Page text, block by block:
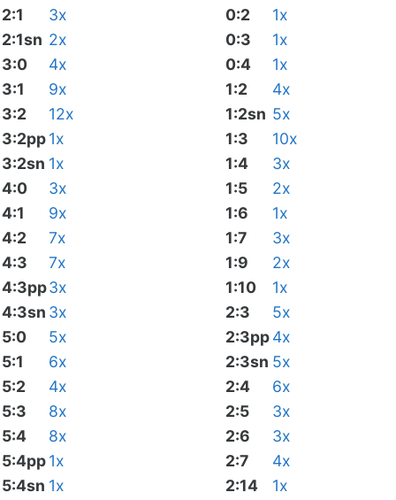
2:1
3x
2:1sn 2x
3:0
4x
3:1
9x
3:2
12x
3:2pp1x
3:2sn 1x
4:0
3x
4:1
9x
4:2
7x
4:3
7x
4:3pp3x
4:3sn 3x
5:0
5x
5:1
6x
5:2
4x
5:3
8x
5:4
8x
5:4pp1x
5:4sn 1x
0:2
1x
0:3
1x
0:4
1x
1:2
4x
1:2sn 5x
1:3
10x
1:4
3x
1:5
2x
1:6
1x
1:7
3x
1:9
2x
1:10
1x
2:3
5x
2:3pp4x
2:3sn 5x
2:4
6x
2:5
3x
2:6
3x
2:7
4x
2:14
1x